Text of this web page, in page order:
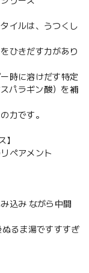
イルは、うつくし
ひきだす力があり
時に溶けだす特定
パラギン酸）を補
力です。
】
ペアメント
込み ながら中間
るま湯ですすすぎ